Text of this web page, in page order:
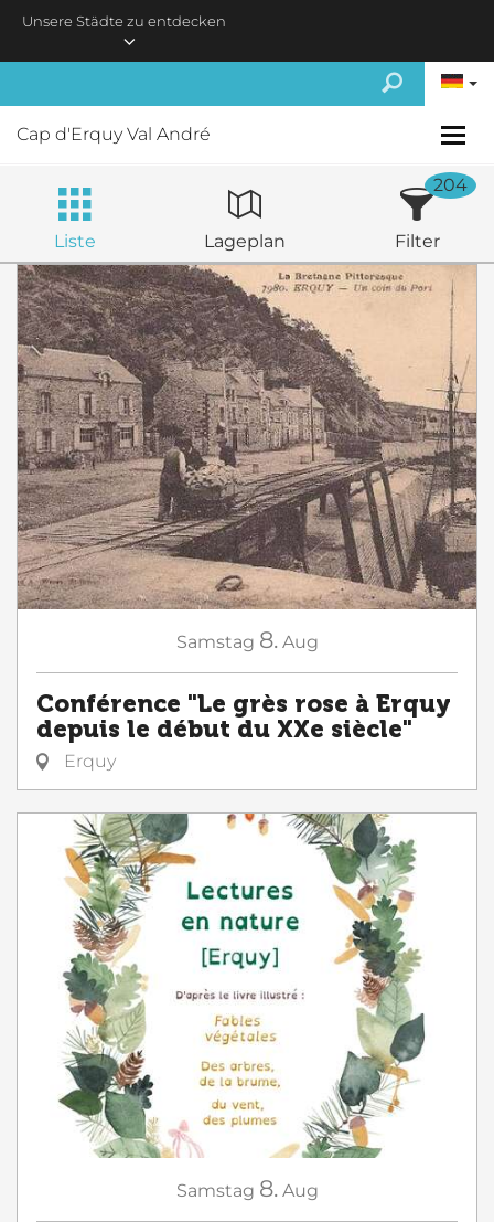
Skip to main content
Unsere Städte zu entdecken
Cap d'Erquy Val André
Liste Lageplan Filter
204
Samstag 8. Aug
Conférence "Le grès rose à Erquy
depuis le début du XXe siècle"
Erquy
Samstag 8. Aug